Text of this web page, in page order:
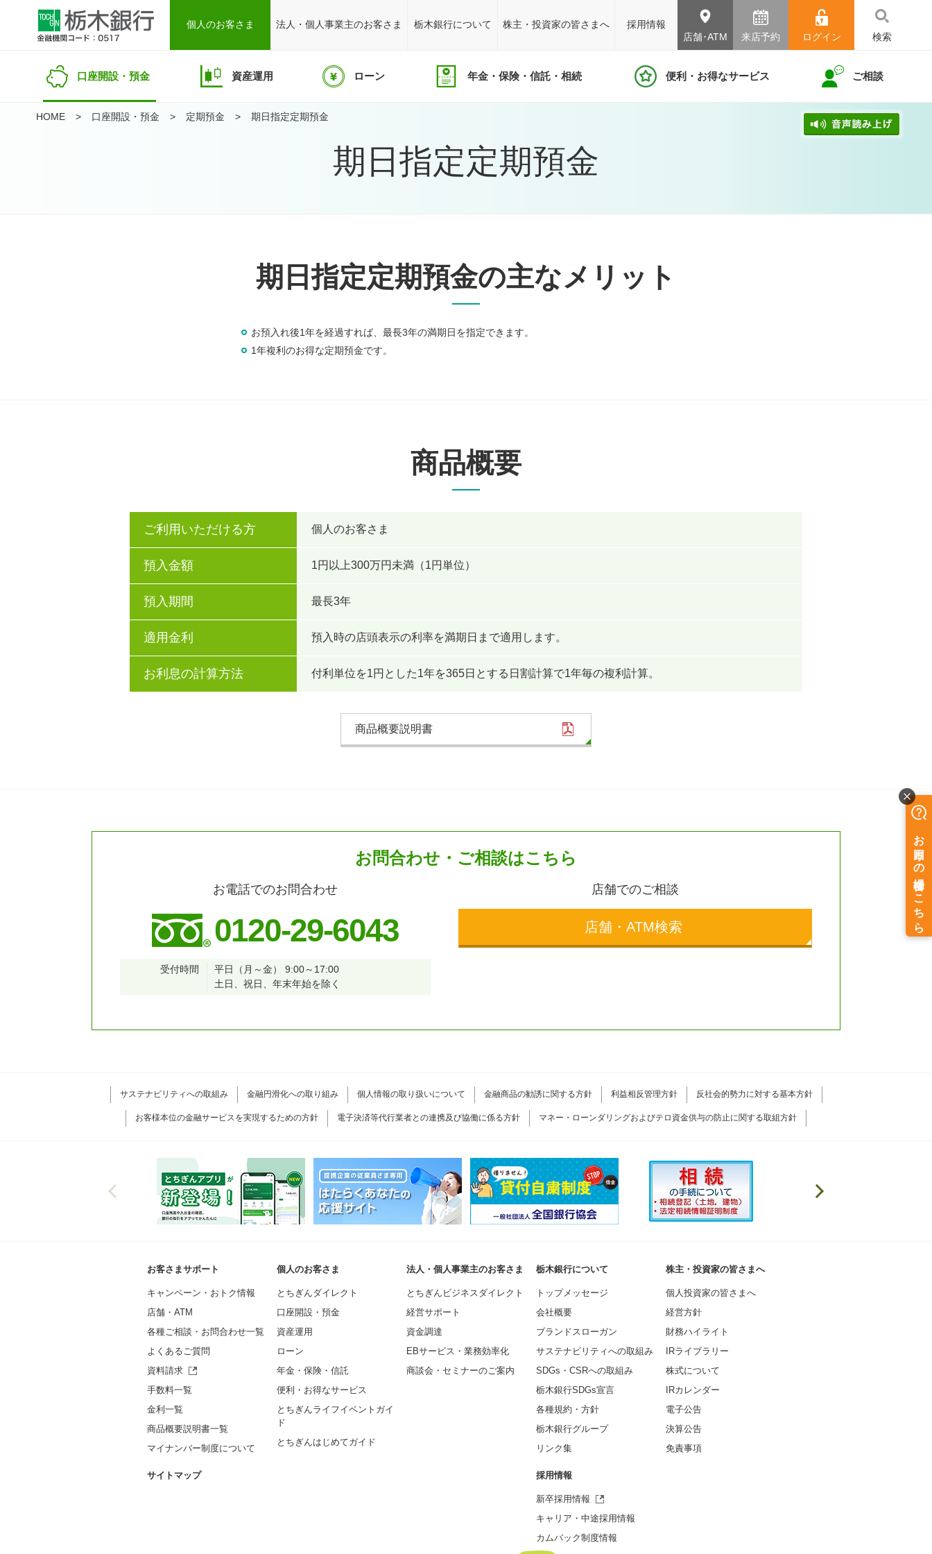
個人のお客さま 法人・個人事業主のお客さま 栃木銀行について 株主・投資家の皆さまへ
採用情報
店舗･ATM
来店予約 ログイン 検索
口座開設・預金 資産運用 ローン 年金・保険・信託・相続 便利・お得なサービス ご相談
HOME 口座開設・預金 定期預金 期日指定定期預金
期日指定定期預金
期日指定定期預金の主なメリット
お預入れ後1年を経過すれば、最長3年の満期日を指定できます。
1年複利のお得な定期預金です。
商品概要
ご利用いただける方 個人のお客さま
預入金額 1円以上300万円未満（1円単位）
預入期間 最長3年
適用金利 預入時の店頭表示の利率を満期日まで適用します。
お利息の計算方法 付利単位を1円とした1年を365日とする日割計算で1年毎の複利計算。
商品概要説明書
お問合わせ・ご相談はこちら
お電話でのお問合わせ
0120-29-6043
受付時間
平日（月～金） 9:00～17:00
土日、祝日、年末年始を除く
店舗でのご相談
店舗・ATM検索
サステナビリティへの取組み 金融円滑化への取り組み 個人情報の取り扱いについて 金融商品の勧誘に関する方針 利益相反管理方針 反社会的勢力に対する基本方針
お客様本位の金融サービスを実現するための方針 電子決済等代行業者との連携及び協働に係る方針 マネー・ローンダリングおよびテロ資金供与の防止に関する取組方針
お客さまサポート
キャンペーン・おトク情報
店舗・ATM
各種ご相談・お問合わせ一覧
よくあるご質問
資料請求
手数料一覧
金利一覧
商品概要説明書一覧
マイナンバー制度について
サイトマップ
個人のお客さま
とちぎんダイレクト
口座開設・預金
資産運用
ローン
年金・保険・信託
便利・お得なサービス
とちぎんライフイベントガイ
ド
とちぎんはじめてガイド
法人・個人事業主のお客さま
とちぎんビジネスダイレクト
経営サポート
資金調達
EBサービス・業務効率化
商談会・セミナーのご案内
栃木銀行について
トップメッセージ
会社概要
ブランドスローガン
サステナビリティへの取組み
SDGs・CSRへの取組み
栃木銀行SDGs宣言
各種規約・方針
栃木銀行グループ
リンク集
採用情報
新卒採用情報
キャリア・中途採用情報
カムバック制度情報
株主・投資家の皆さまへ
個人投資家の皆さまへ
経営方針
財務ハイライト
IRライブラリー
株式について
IRカレンダー
電子公告
決算公告
免責事項